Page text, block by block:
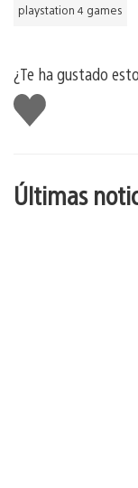
playstation 4 games
¿Te ha gustado
Me
gusta
Últimas